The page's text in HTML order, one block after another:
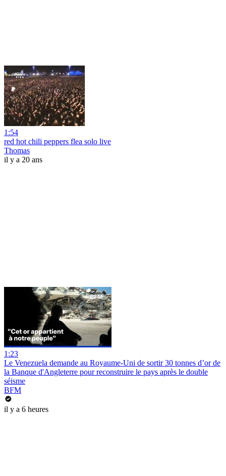
1:54
red hot chili peppers flea solo live
Thomas
il y a 20 ans
1:23
Le Venezuela demande au Royaume-Uni de sortir 30 tonnes d’or de
la Banque d'Angleterre pour reconstruire le pays après le double
séisme
BFM
il y a 6 heures